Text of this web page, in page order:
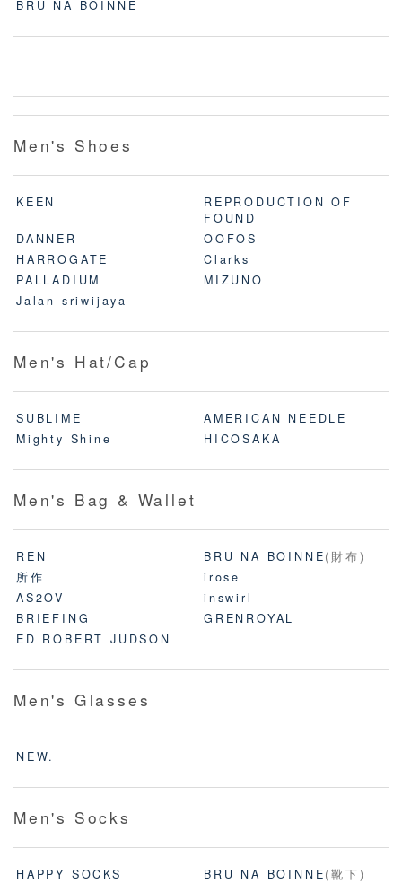
BRU NA BOINNE
Men's Shoes
KEEN
REPRODUCTION OF
FOUND
DANNER
OOFOS
HARROGATE
Clarks
PALLADIUM
MIZUNO
Jalan sriwijaya
Men's Hat/Cap
SUBLIME
AMERICAN NEEDLE
Mighty Shine
HICOSAKA
Men's Bag & Wallet
REN BRU NA BOINNE(財布)
所作
irose
AS2OV
inswirl
BRIEFING
GRENROYAL
ED ROBERT JUDSON
Men's Glasses
NEW.
Men's Socks
HAPPY SOCKS BRU NA BOINNE(靴下)